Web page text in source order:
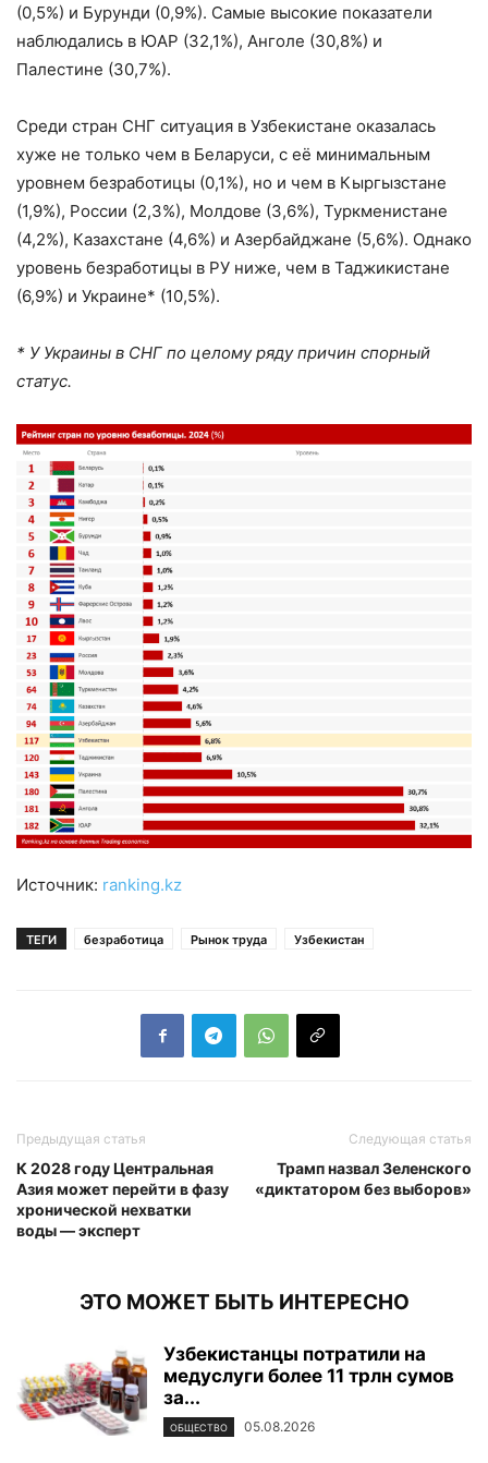
(0,5%) и Бурунди (0,9%). Самые высокие показатели
наблюдались в ЮАР (32,1%), Анголе (30,8%) и
Палестине (30,7%).
Среди стран СНГ ситуация в Узбекистане оказалась
хуже не только чем в Беларуси, с её минимальным
уровнем безработицы (0,1%), но и чем в Кыргызстане
(1,9%), России (2,3%), Молдове (3,6%), Туркменистане
(4,2%), Казахстане (4,6%) и Азербайджане (5,6%). Однако
уровень безработицы в РУ ниже, чем в Таджикистане
(6,9%) и Украине* (10,5%).
* У Украины в СНГ по целому ряду причин спорный
статус.
Источник: ranking.kz
ТЕГИ безработица Рынок труда Узбекистан
Предыдущая статья
К 2028 году Центральная
Азия может перейти в фазу
хронической нехватки
воды — эксперт
Следующая статья
Трамп назвал Зеленского
«диктатором без выборов»
ЭТО МОЖЕТ БЫТЬ ИНТЕРЕСНО
Узбекистанцы потратили на
медуслуги более 11 трлн сумов
за...
ОБЩЕСТВО 05.08.2026